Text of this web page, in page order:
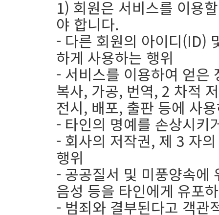
1) 회원은 서비스를 이용
야 합니다.
- 다른 회원의 아이디(ID)
하게 사용하는 행위
- 서비스를 이용하여 얻은
복사, 가공, 번역, 2 차적
전시, 배포, 출판 등에 사
- 타인의 명예를 손상시키
- 회사의 저작권, 제 3 자
행위
- 공공질서 및 미풍양속에
음성 등을 타인에게 유포
- 범죄와 결부된다고 객관